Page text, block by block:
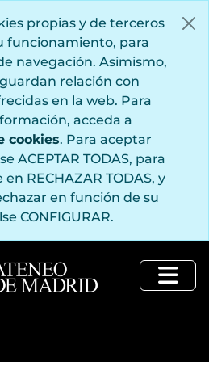
propias y de terceros
funcionamiento, para
navegación. Asimismo,
relación con
en la web. Para
acceda a
cookies. Para aceptar
ACEPTAR TODAS, para
RECHAZAR TODAS, y
en función de su
CONFIGURAR.